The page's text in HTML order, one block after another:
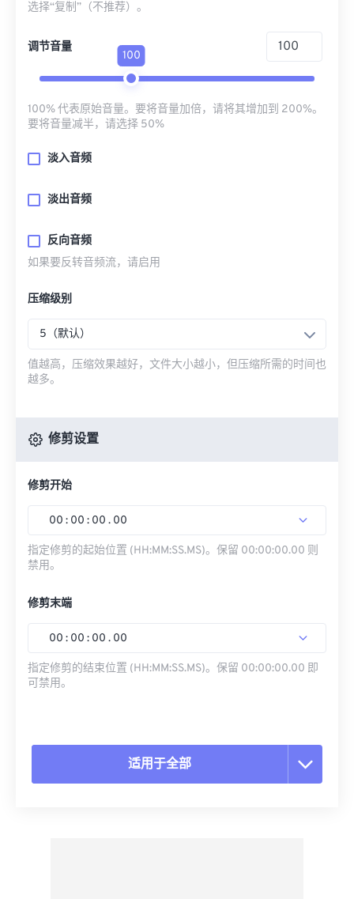
选择“复制”（不推荐）。
调节音量
100
100% 代表原始音量。要将音量加倍，请将其增加到 200%。
要将音量减半，请选择 50%
淡入音频
淡出音频
反向音频
如果要反转音频流，请启用
压缩级别
5（默认）
值越高，压缩效果越好，文件大小越小，但压缩所需的时间也
越多。
修剪设置
修剪开始
00 : 00 : 00 . 00
指定修剪的起始位置 (HH:MM:SS.MS)。保留 00:00:00.00 则
禁用。
修剪末端
00 : 00 : 00 . 00
指定修剪的结束位置 (HH:MM:SS.MS)。保留 00:00:00.00 即
可禁用。
适用于全部